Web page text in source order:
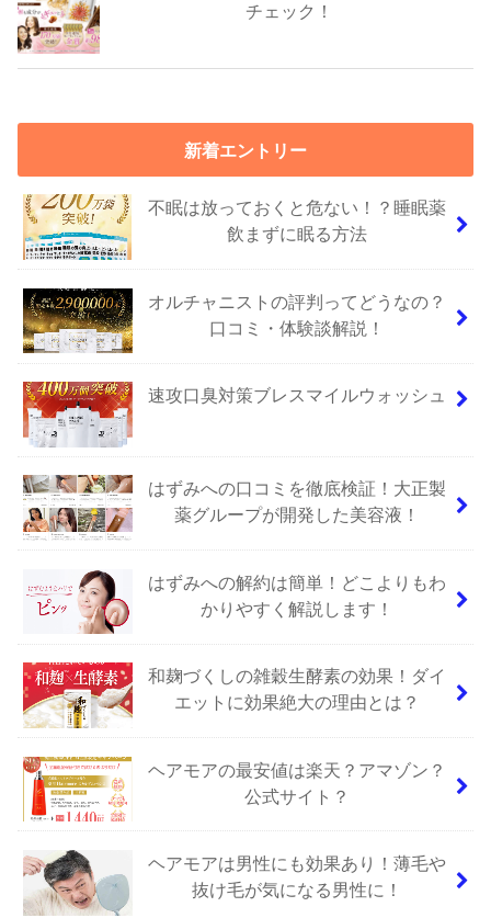
チェック！
新着エントリー
不眠は放っておくと危ない！？睡眠薬
飲まずに眠る方法
オルチャニストの評判ってどうなの？
口コミ・体験談解説！
速攻口臭対策ブレスマイルウォッシュ
はずみへの口コミを徹底検証！大正製
薬グループが開発した美容液！
はずみへの解約は簡単！どこよりもわ
かりやすく解説します！
和麹づくしの雑穀生酵素の効果！ダイ
エットに効果絶大の理由とは？
ヘアモアの最安値は楽天？アマゾン？
公式サイト？
ヘアモアは男性にも効果あり！薄毛や
抜け毛が気になる男性に！